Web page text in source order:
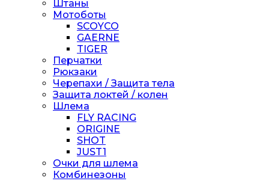
Штаны
Мотоботы
SCOYCO
GAERNE
TIGER
Перчатки
Рюкзаки
Черепахи / Защита тела
Защита локтей / колен
Шлема
FLY RACING
ORIGINE
SHOT
JUST1
Очки для шлема
Комбинезоны